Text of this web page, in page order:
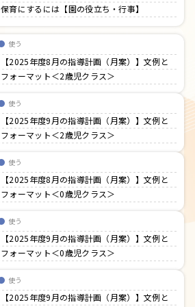
保育にするには【園の役立ち・行事】
使う
【2025年度8月の指導計画（月案）】文例と
フォーマット＜2歳児クラス＞
使う
【2025年度9月の指導計画（月案）】文例と
フォーマット＜2歳児クラス＞
使う
【2025年度8月の指導計画（月案）】文例と
フォーマット＜0歳児クラス＞
使う
【2025年度9月の指導計画（月案）】文例と
フォーマット＜0歳児クラス＞
使う
【2025年度9月の指導計画（月案）】文例と